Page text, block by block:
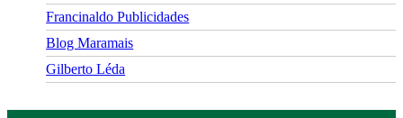
Francinaldo Publicidades
Blog Maramais
Gilberto Léda